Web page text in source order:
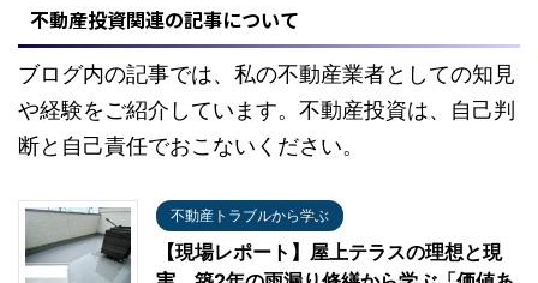
不動産投資関連の記事について
ブログ内の記事では、私の不動産業者としての知見
や経験をご紹介しています。不動産投資は、自己判
断と自己責任でおこないください。
不動産トラブルから学ぶ
【現場レポート】屋上テラスの理想と現